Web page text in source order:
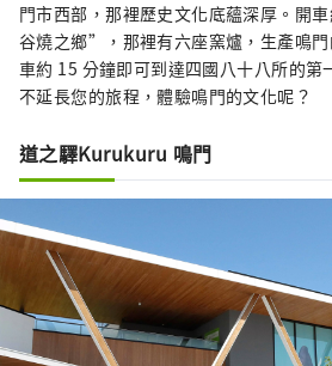
門市西部，那裡歷史文化底蘊深厚。開
谷燒之鄉”，那裡有六座窯爐，生產鳴
車約 15 分鐘即可到達四國八十八所的
不延長您的旅程，體驗鳴門的文化呢？
道之驛Kurukuru 鳴門